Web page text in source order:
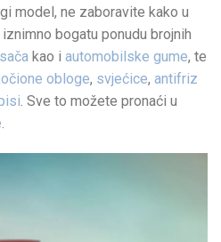
model, ne zaboravite kako u
bogatu ponudu brojnih
kao i automobilske gume, te
obloge, svjećice, antifriz
. Sve to možete pronaći u
.